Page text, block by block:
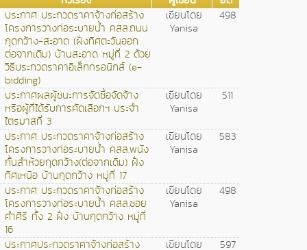
ประกาศ ประกวดราคาจ้างก่อสร้าง
โครงการวางท่อระบายน้ำ คสล.ถนน
กุดกว้าง-สะอาด (ฝั่งทิศตะวันออก
ต่อจากเดิม) บ้านสะอาด หมู่ที่ 2 ด้วย
วิธีประกวดราคาอิเล็กทรอนิกส์ (e-
bidding)
เขียนโดย
Yanisa
498
ประกาศผลผู้ชนะการจัดซื้อจัดจ้าง
หรือผู้ที่ได้รับการคัดเลือกฯ ประจำ
ไตรมาสที่ 3
เขียนโดย
Yanisa
511
ประกาศ ประกวดราคาจ้างก่อสร้าง
โครงการวางท่อระบายน้ำ คสล.พนัง
กั้นลำห้วยกุดกว้าง(ต่อจากเดิม) ฝั่ง
ทิศเหนือ บ้านกุดกว้าง หมู่ที่ 17
เขียนโดย
Yanisa
583
ประกาศ ประกวดราคาจ้างก่อสร้าง
โครงการวางท่อระบายน้ำ คสล.ซอย
คำศิริ ทั้ง 2 ฝั่ง บ้านกุดกว้าง หมู่ที่
16
เขียนโดย
Yanisa
498
ประกาศประกวดราคาจ้างก่อสร้าง เขียนโดย 597